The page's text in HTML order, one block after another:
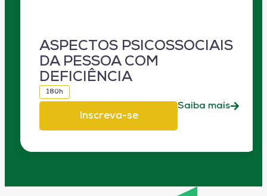
ASPECTOS PSICOSSOCIAIS
DA PESSOA COM
DEFICIÊNCIA
180h
Inscreva-se
Saiba mais